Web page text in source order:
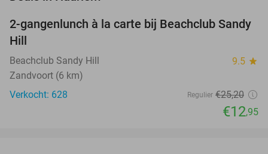
49%
2-gangenlunch à la carte bij Beachclub Sandy
Hill
Beachclub Sandy Hill 9.5 star
Zandvoort (6 km)
Verkocht: 628
Regulier €25,20
€12,95